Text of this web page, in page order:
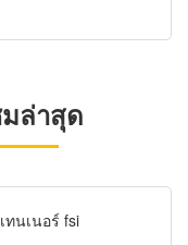
ล่าสุด
นเนอร์ fsi